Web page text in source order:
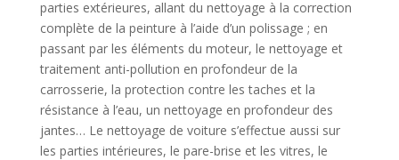
parties extérieures, allant du nettoyage à la correction
complète de la peinture à l’aide d’un polissage ; en
passant par les éléments du moteur, le nettoyage et
traitement anti-pollution en profondeur de la
carrosserie, la protection contre les taches et la
résistance à l’eau, un nettoyage en profondeur des
jantes… Le nettoyage de voiture s’effectue aussi sur
les parties intérieures, le pare-brise et les vitres, le